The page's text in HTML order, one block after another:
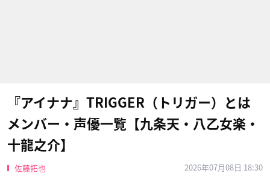
『アイナナ』TRIGGER（トリガー）とは
メンバー・声優一覧【九条天・八乙女楽・
十龍之介】
佐藤拓也 2026年07月08日 18:30